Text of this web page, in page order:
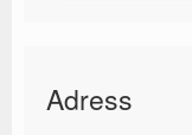
Adress